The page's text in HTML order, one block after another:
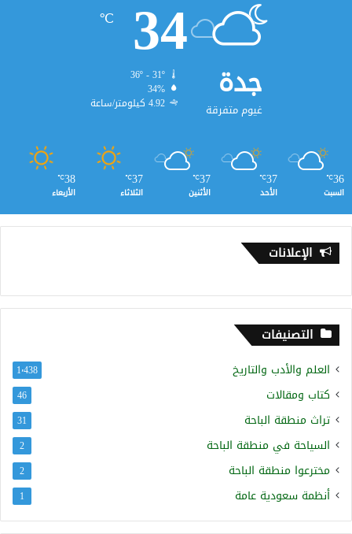
جدة
غيوم متفرقة
34
℃
36º - 31º
34%
4.92 كيلومتر/ساعة
36
℃
السبت
37
℃
الأحد
37
℃
الأثنين
37
℃
الثلاثاء
38
℃
الأربعاء
الإعلانات
التصنيفات
العلم والأدب والتاريخ 1٬438
كتاب ومقالات 46
تراث منطقة الباحة 31
السياحة في منطقة الباحة 2
مخترعوا منطقة الباحة 2
أنظمة سعودية عامة 1